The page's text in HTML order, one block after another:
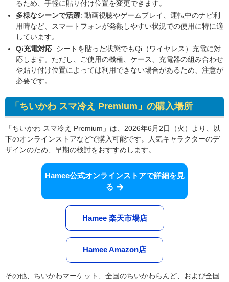
るため、手軽に貼り付け位置を変更できます。
多様なシーンで活躍: 動画視聴やゲームプレイ、運転中のナビ利
用時など、スマートフォンが発熱しやすい状況での使用に特に適
しています。
Qi充電対応: シートを貼った状態でもQi（ワイヤレス）充電に対
応します。ただし、ご使用の機種、ケース、充電器の組み合わせ
や貼り付け位置によっては利用できない場合があるため、注意が
必要です。
「ちいかわ スマ冷え Premium」の購入場所
「ちいかわ スマ冷え Premium」は、2026年6月2日（火）より、以
下のオンラインストアなどで購入可能です。人気キャラクターのデ
ザインのため、早期の検討をおすすめします。
Hamee公式オンラインストアで詳細を見
る
Hamee 楽天市場店
Hamee Amazon店
その他、ちいかわマーケット、全国のちいかわらんど、および全国